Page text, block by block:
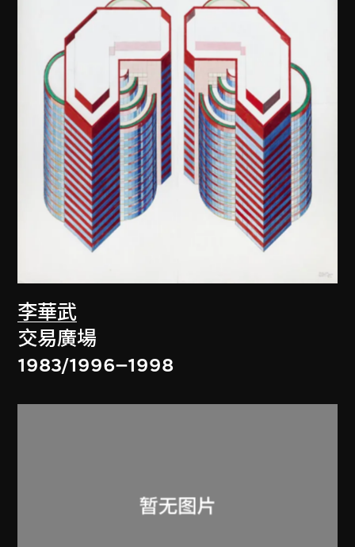
李華武
交易廣場
1983/1996–1998